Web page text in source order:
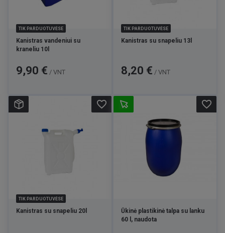
TIK PARDUOTUVĖSE
Kanistras vandeniui su
kraneliu 10l
Kaina
9,90 € / VNT
TIK PARDUOTUVĖSE
Kanistras su snapeliu 13l
Kaina
8,20 € / VNT
TIK PARDUOTUVĖSE
Kanistras su snapeliu 20l
favorite_border
Ūkinė plastikinė talpa su lanku
60 l, naudota
favorite_border